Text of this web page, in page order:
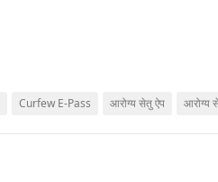
Curfew E-Pass आरोग्य सेतु ऐप आरोग्य